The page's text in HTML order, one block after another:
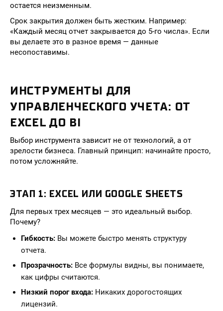
остается неизменным.
Срок закрытия должен быть жестким. Например:
«Каждый месяц отчет закрывается до 5-го числа». Если
вы делаете это в разное время — данные
несопоставимы.
ИНСТРУМЕНТЫ ДЛЯ
УПРАВЛЕНЧЕСКОГО УЧЕТА: ОТ
EXCEL ДО BI
Выбор инструмента зависит не от технологий, а от
зрелости бизнеса. Главный принцип: начинайте просто,
потом усложняйте.
ЭТАП 1: EXCEL ИЛИ GOOGLE SHEETS
Для первых трех месяцев — это идеальный выбор.
Почему?
Гибкость: Вы можете быстро менять структуру
отчета.
Прозрачность: Все формулы видны, вы понимаете,
как цифры считаются.
Низкий порог входа: Никаких дорогостоящих
лицензий.